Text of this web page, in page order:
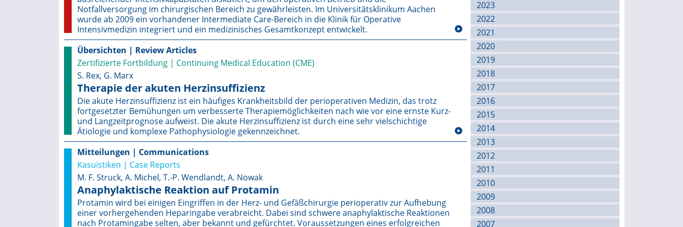
Notfallversorgung im chirurgischen Bereich zu gewährleisten. Im Universitätsklinikum Aachen
wurde ab 2009 ein vorhandener Intermediate Care-Bereich in die Klinik für Operative
Intensivmedizin integriert und ein medizinisches Gesamtkonzept entwickelt.
Übersichten | Review Articles
Zertifizierte Fortbildung | Continuing Medical Education (CME)
S. Rex, G. Marx
Therapie der akuten Herzinsuffizienz
Die akute Herzinsuffizienz ist ein häufiges Krankheitsbild der perioperativen Medizin, das trotz
fortgesetzter Bemühungen um verbesserte Therapiemöglichkeiten nach wie vor eine ernste Kurz-
und Langzeitprognose aufweist. Die akute Herzinsuffizienz ist durch eine sehr vielschichtige
Ätiologie und komplexe Pathophysiologie gekennzeichnet.
Mitteilungen | Communications
Kasuistiken | Case Reports
M. F. Struck, A. Michel, T.-P. Wendlandt, A. Nowak
Anaphylaktische Reaktion auf Protamin
Protamin wird bei einigen Eingriffen in der Herz- und Gefäßchirurgie perioperativ zur Aufhebung
einer vorhergehenden Heparingabe verabreicht. Dabei sind schwere anaphylaktische Reaktionen
nach Protamingabe selten, aber bekannt und gefürchtet. Voraussetzungen eines erfolgreichen
2023
2022
2021
2020
2019
2018
2017
2016
2015
2014
2013
2012
2011
2010
2009
2008
2007